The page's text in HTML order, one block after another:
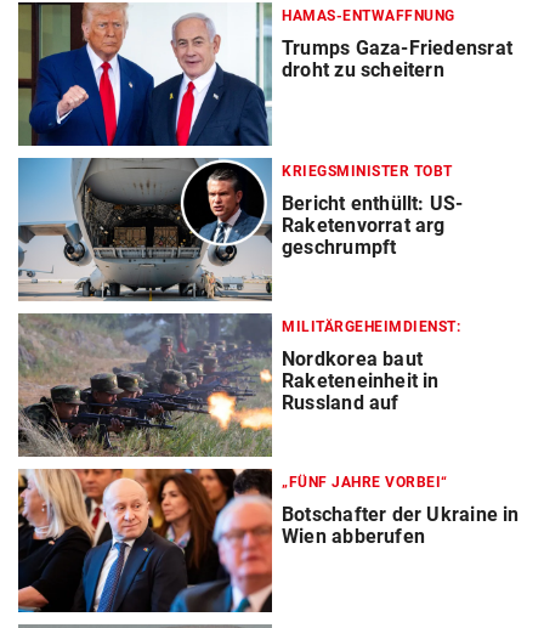
HAMAS-ENTWAFFNUNG
Trumps Gaza-Friedensrat
droht zu scheitern
KRIEGSMINISTER TOBT
Bericht enthüllt: US-
Raketenvorrat arg
geschrumpft
MILITÄRGEHEIMDIENST:
Nordkorea baut
Raketeneinheit in
Russland auf
„FÜNF JAHRE VORBEI“
Botschafter der Ukraine in
Wien abberufen